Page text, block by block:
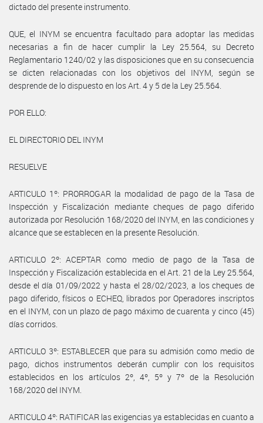
dictado del presente instrumento.
QUE, el INYM se encuentra facultado para adoptar las medidas
necesarias a fin de hacer cumplir la Ley 25.564, su Decreto
Reglamentario 1240/02 y las disposiciones que en su consecuencia
se dicten relacionadas con los objetivos del INYM, según se
desprende de lo dispuesto en los Art. 4 y 5 de la Ley 25.564.
POR ELLO:
EL DIRECTORIO DEL INYM
RESUELVE
ARTICULO 1º: PRORROGAR la modalidad de pago de la Tasa de
Inspección y Fiscalización mediante cheques de pago diferido
autorizada por Resolución 168/2020 del INYM, en las condiciones y
alcance que se establecen en la presente Resolución.
ARTICULO 2º: ACEPTAR como medio de pago de la Tasa de
Inspección y Fiscalización establecida en el Art. 21 de la Ley 25.564,
desde el día 01/09/2022 y hasta el 28/02/2023, a los cheques de
pago diferido, físicos o ECHEQ, librados por Operadores inscriptos
en el INYM, con un plazo de pago máximo de cuarenta y cinco (45)
días corridos.
ARTICULO 3º: ESTABLECER que para su admisión como medio de
pago, dichos instrumentos deberán cumplir con los requisitos
establecidos en los artículos 2º, 4º, 5º y 7º de la Resolución
168/2020 del INYM.
ARTICULO 4º: RATIFICAR las exigencias ya establecidas en cuanto a